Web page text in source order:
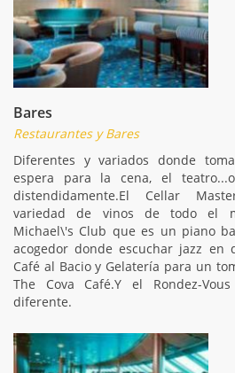
Bares
Restaurantes y Bares
Diferentes y variados donde
espera para la cena, el
distendidamente.El Cellar
variedad de vinos de todo el
Michael\'s Club que es un piano
acogedor donde escuchar jazz en
Café al Bacio y Gelatería para un
The Cova Café.Y el Rondez-
diferente.